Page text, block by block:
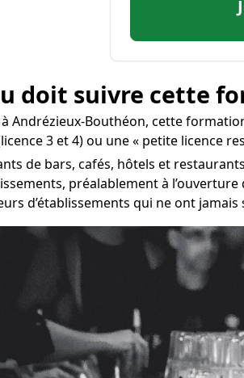
doit suivre cette
Andrézieux-Bouthéon, cette
3 et 4) ou une « petite licence
de bars, cafés, hôtels et
préalablement à l’ouverture
d’établissements qui ne ont